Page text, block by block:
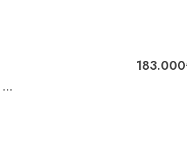
SE VENDE BAJO EN URBANIZACION PRIVADA EN CASARRUBIOS DEL MONTE-TOLEDO